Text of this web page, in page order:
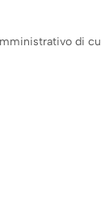
di